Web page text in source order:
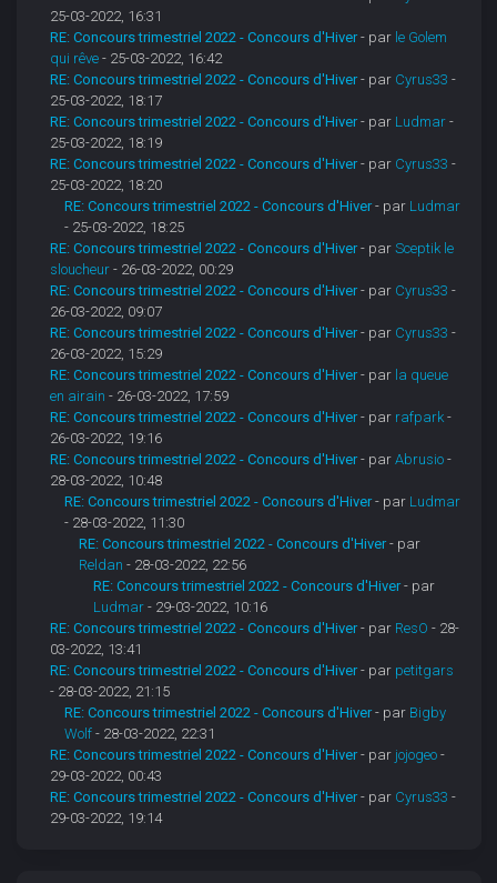
25-03-2022, 16:31
RE: Concours trimestriel 2022 - Concours d'Hiver - par le Golem
qui rêve - 25-03-2022, 16:42
RE: Concours trimestriel 2022 - Concours d'Hiver - par Cyrus33 -
25-03-2022, 18:17
RE: Concours trimestriel 2022 - Concours d'Hiver - par Ludmar -
25-03-2022, 18:19
RE: Concours trimestriel 2022 - Concours d'Hiver - par Cyrus33 -
25-03-2022, 18:20
RE: Concours trimestriel 2022 - Concours d'Hiver - par Ludmar
- 25-03-2022, 18:25
RE: Concours trimestriel 2022 - Concours d'Hiver - parSceptik le
sloucheur - 26-03-2022, 00:29
RE: Concours trimestriel 2022 - Concours d'Hiver - par Cyrus33 -
26-03-2022, 09:07
RE: Concours trimestriel 2022 - Concours d'Hiver - par Cyrus33 -
26-03-2022, 15:29
RE: Concours trimestriel 2022 - Concours d'Hiver - par la queue
en airain - 26-03-2022, 17:59
RE: Concours trimestriel 2022 - Concours d'Hiver - par rafpark -
26-03-2022, 19:16
RE: Concours trimestriel 2022 - Concours d'Hiver - parAbrusio -
28-03-2022, 10:48
RE: Concours trimestriel 2022 - Concours d'Hiver - par Ludmar
- 28-03-2022, 11:30
RE: Concours trimestriel 2022 - Concours d'Hiver - par
Reldan - 28-03-2022, 22:56
RE: Concours trimestriel 2022 - Concours d'Hiver - par
Ludmar - 29-03-2022, 10:16
RE: Concours trimestriel 2022 - Concours d'Hiver - par ResO - 28-
03-2022, 13:41
RE: Concours trimestriel 2022 - Concours d'Hiver - par petitgars
- 28-03-2022, 21:15
RE: Concours trimestriel 2022 - Concours d'Hiver - par Bigby
Wolf - 28-03-2022, 22:31
RE: Concours trimestriel 2022 - Concours d'Hiver - par jojogeo -
29-03-2022, 00:43
RE: Concours trimestriel 2022 - Concours d'Hiver - par Cyrus33 -
29-03-2022, 19:14